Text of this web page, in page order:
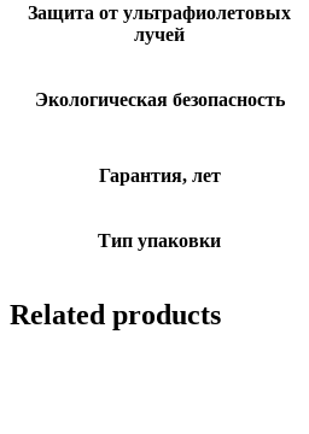
Защита от ультрафиолетовых
лучей
Экологическая безопасность
Гарантия, лет
Тип упаковки
Related products